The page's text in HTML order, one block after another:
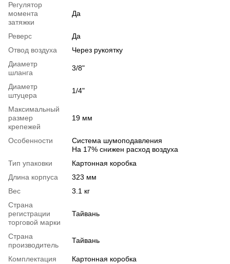
Регулятор
момента
затяжки
Да
Реверс
Да
Отвод воздуха
Через рукоятку
Диаметр
шланга
3/8"
Диаметр
штуцера
1/4"
Максимальный
размер
крепежей
19 мм
Особенности
Система шумоподавления
На 17% снижен расход воздуха
Тип упаковки
Картонная коробка
Длина корпуса
323 мм
Вес
3.1 кг
Страна
регистрации
торговой марки
Тайвань
Страна
производитель
Тайвань
Комплектация
Картонная коробка